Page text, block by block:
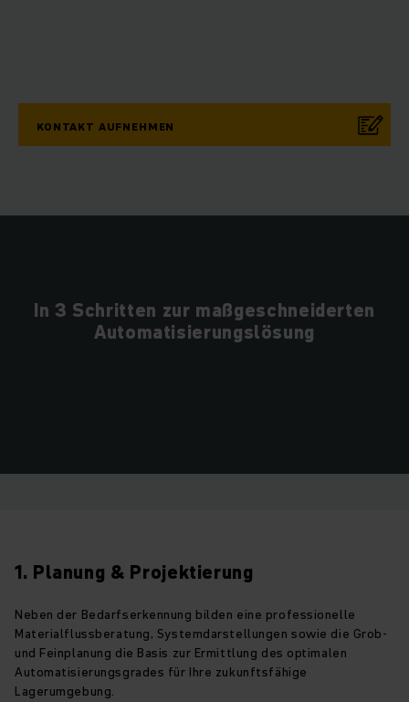
KONTAKT AUFNEHMEN
In 3 Schritten zur maßgeschneiderten
Automatisierungslösung
1. Planung & Projektierung
Neben der Bedarfserkennung bilden eine professionelle
Materialflussberatung, Systemdarstellungen sowie die Grob-
und Feinplanung die Basis zur Ermittlung des optimalen
Automatisierungsgrades für Ihre zukunftsfähige
Lagerumgebung.